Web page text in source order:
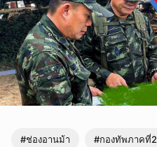
#ช่องอานม้า #กองทัพภาคที่2